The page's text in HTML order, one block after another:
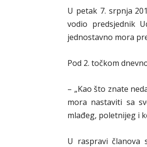
U petak 7. srpnja
vodio predsjednik
jednostavno mora
Pod 2. točkom
– „Kao što znate
mora nastaviti sa
mlađeg, poletnijeg i
U raspravi članova